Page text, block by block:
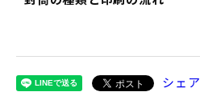
シェア